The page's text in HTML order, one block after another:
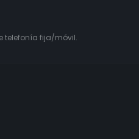
telefonía fija/móvil.